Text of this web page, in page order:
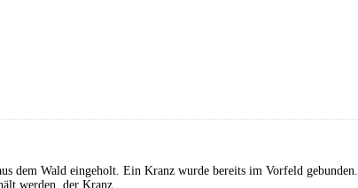
dem Wald eingeholt. Ein Kranz wurde bereits im Vorfeld gebunden.
werden, der Kranz …